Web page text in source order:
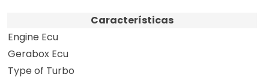
Características
Engine Ecu
Gerabox Ecu
Type of Turbo